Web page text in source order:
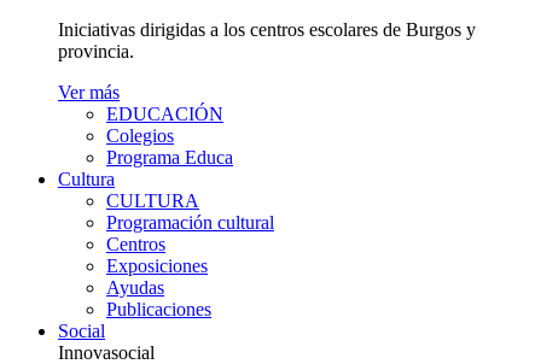
Iniciativas dirigidas a los centros escolares de Burgos y
provincia.
Ver más
EDUCACIÓN
Colegios
Programa Educa
Cultura
CULTURA
Programación cultural
Centros
Exposiciones
Ayudas
Publicaciones
Social
Innovasocial